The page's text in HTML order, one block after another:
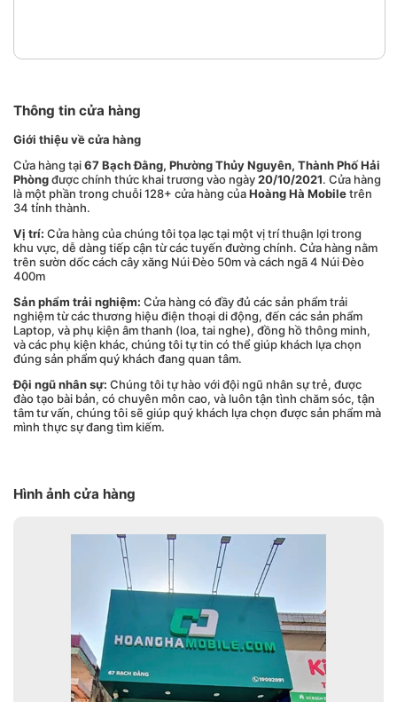
Thông tin cửa hàng
Giới thiệu về cửa hàng
Cửa hàng tại67 Bạch Đằng, Phường Thủy Nguyên, Thành Phố Hải
Phòngđược chính thức khai trương vào ngày20/10/2021. Cửa hàng
là một phần trong chuỗi 128+ cửa hàng củaHoàng Hà Mobiletrên
34 tỉnh thành.
Vị trí: Cửa hàng của chúng tôi tọa lạc tại một vị trí thuận lợi trong
khu vực, dễ dàng tiếp cận từ các tuyến đường chính. Cửa hàng nằm
trên sườn dốc cách cây xăng Núi Đèo 50m và cách ngã 4 Núi Đèo
400m
Sản phẩm trải nghiệm: Cửa hàng có đầy đủ các sản phẩm trải
nghiệm từ các thương hiệu điện thoại di động, đến các sản phẩm
Laptop, và phụ kiện âm thanh (loa, tai nghe), đồng hồ thông minh,
và các phụ kiện khác, chúng tôi tự tin có thể giúp khách lựa chọn
đúng sản phẩm quý khách đang quan tâm.
Đội ngũ nhân sự: Chúng tôi tự hào với đội ngũ nhân sự trẻ, được
đào tạo bài bản, có chuyên môn cao, và luôn tận tình chăm sóc, tận
tâm tư vấn, chúng tôi sẽ giúp quý khách lựa chọn được sản phẩm mà
mình thực sự đang tìm kiếm.
Hình ảnh cửa hàng